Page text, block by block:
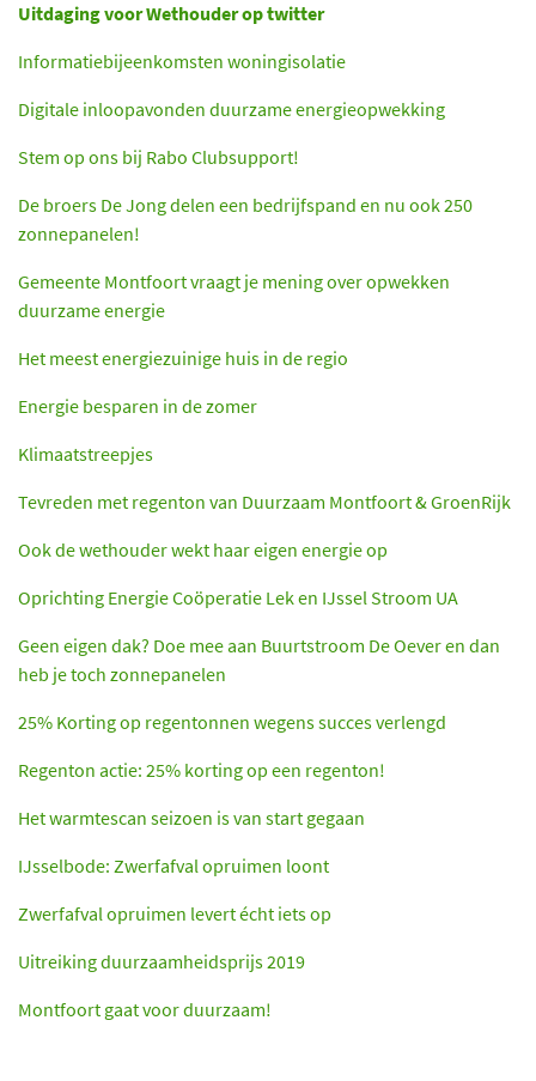
Uitdaging voor Wethouder op twitter
Informatiebijeenkomsten woningisolatie
Digitale inloopavonden duurzame energieopwekking
Stem op ons bij Rabo Clubsupport!
De broers De Jong delen een bedrijfspand en nu ook 250
zonnepanelen!
Gemeente Montfoort vraagt je mening over opwekken
duurzame energie
Het meest energiezuinige huis in de regio
Energie besparen in de zomer
Klimaatstreepjes
Tevreden met regenton van Duurzaam Montfoort & GroenRijk
Ook de wethouder wekt haar eigen energie op
Oprichting Energie Coöperatie Lek en IJssel Stroom UA
Geen eigen dak? Doe mee aan Buurtstroom De Oever en dan
heb je toch zonnepanelen
25% Korting op regentonnen wegens succes verlengd
Regenton actie: 25% korting op een regenton!
Het warmtescan seizoen is van start gegaan
IJsselbode: Zwerfafval opruimen loont
Zwerfafval opruimen levert écht iets op
Uitreiking duurzaamheidsprijs 2019
Montfoort gaat voor duurzaam!